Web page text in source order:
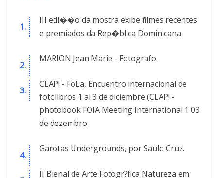
III edi��o da mostra exibe filmes recentes
e premiados da Rep�blica Dominicana
MARION Jean Marie - Fotografo.
CLAP! - FoLa, Encuentro internacional de
fotolibros 1 al 3 de diciembre (CLAP! -
photobook FOIA Meeting International 1 03
de dezembro
Garotas Undergrounds, por Saulo Cruz.
II Bienal de Arte Fotogr?fica Natureza em